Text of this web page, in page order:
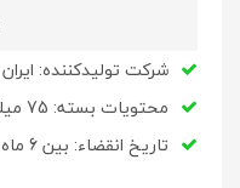
شرکت تولید‌کننده: ایران
محتویات بسته: 75 میلی لیتر
تاریخ انقضاء: بین 6 ماه تا 3 سال